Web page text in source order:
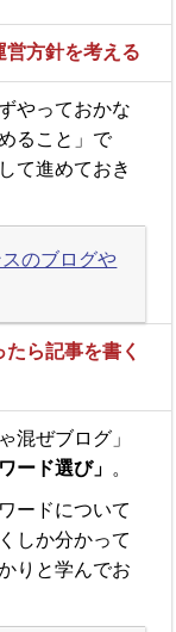
営方針を考える
やっておかな
ること」で
て進めておき
のブログや
ら記事を書く
混ぜブログ」
ード選び」 。
ードについて
しか分かって
りと学んでお